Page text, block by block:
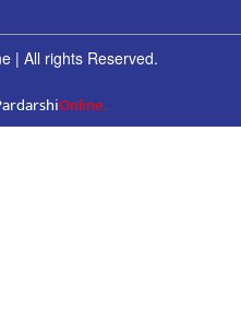
| All rights Reserved.
Online.